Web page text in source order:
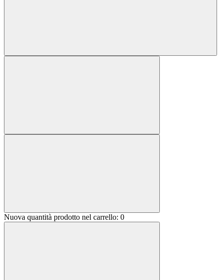
Nuova quantità prodotto nel carrello: 0